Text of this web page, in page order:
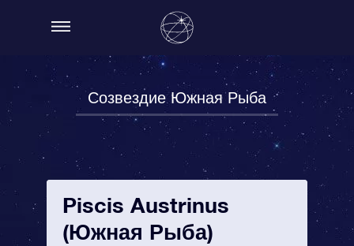
Созвездие Южная Рыба
Piscis Austrinus
(Южная Рыба)